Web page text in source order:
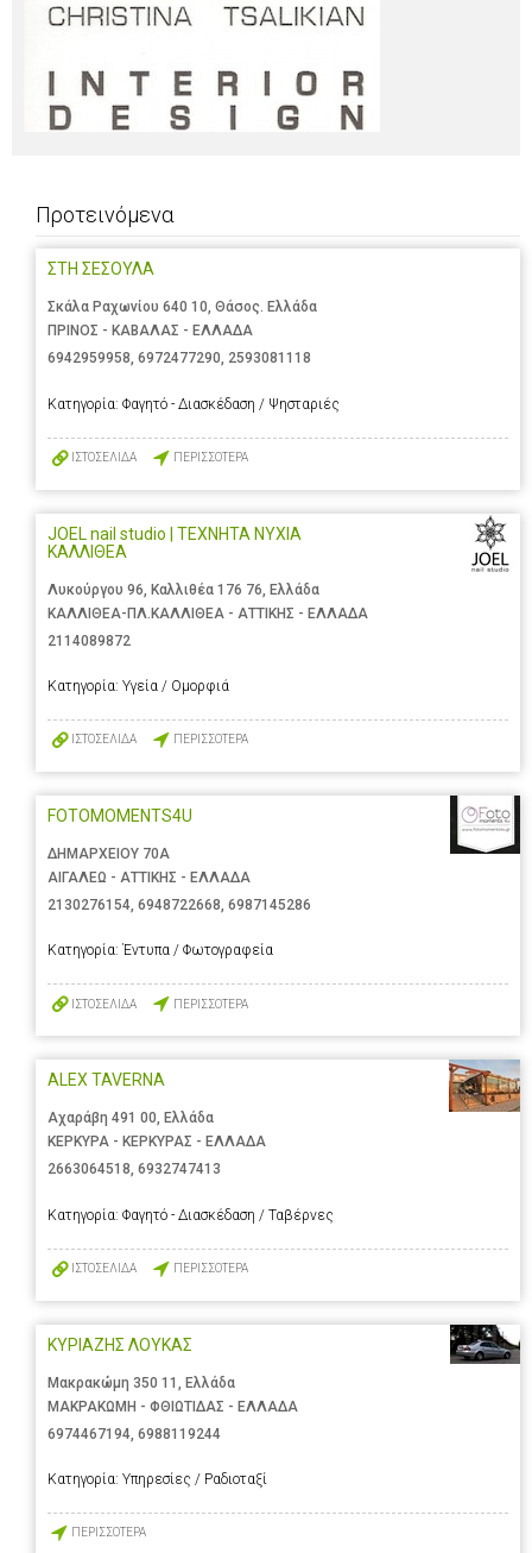
Προτεινόμενα
ΣΤΗ ΣΕΣΟΥΛΑ
Σκάλα Ραχωνίου 640 10, Θάσος. Ελλάδα
ΠΡΙΝΟΣ - ΚΑΒΑΛΑΣ - ΕΛΛΑΔΑ
6942959958, 6972477290, 2593081118
Κατηγορία: Φαγητό - Διασκέδαση / Ψησταριές
ΙΣΤΟΣΕΛΙΔΑ ΠΕΡΙΣΣΟΤΕΡΑ
JOEL nail studio | ΤΕΧΝΗΤΑ ΝΥΧΙΑ
ΚΑΛΛΙΘΕΑ
Λυκούργου 96, Καλλιθέα 176 76, Ελλάδα
ΚΑΛΛΙΘΕΑ-ΠΛ.ΚΑΛΛΙΘΕΑ - ΑΤΤΙΚΗΣ - ΕΛΛΑΔΑ
2114089872
Κατηγορία: Υγεία / Ομορφιά
ΙΣΤΟΣΕΛΙΔΑ ΠΕΡΙΣΣΟΤΕΡΑ
FOTOMOMENTS4U
ΔΗΜΑΡΧΕΙΟΥ 70Α
ΑΙΓΑΛΕΩ - ΑΤΤΙΚΗΣ - ΕΛΛΑΔΑ
2130276154, 6948722668, 6987145286
Κατηγορία: Έντυπα / Φωτογραφεία
ΙΣΤΟΣΕΛΙΔΑ ΠΕΡΙΣΣΟΤΕΡΑ
ALEX TAVERNA
Αχαράβη 491 00, Ελλάδα
ΚΕΡΚΥΡΑ - ΚΕΡΚΥΡΑΣ - ΕΛΛΑΔΑ
2663064518, 6932747413
Κατηγορία: Φαγητό - Διασκέδαση / Ταβέρνες
ΙΣΤΟΣΕΛΙΔΑ ΠΕΡΙΣΣΟΤΕΡΑ
ΚΥΡΙΑΖΗΣ ΛΟΥΚΑΣ
Μακρακώμη 350 11, Ελλάδα
ΜΑΚΡΑΚΩΜΗ - ΦΘΙΩΤΙΔΑΣ - ΕΛΛΑΔΑ
6974467194 6988119244
Κατηγορία: Υπηρεσίες / Ραδιοταξί
ΠΕΡΙΣΣΟΤΕΡΑ